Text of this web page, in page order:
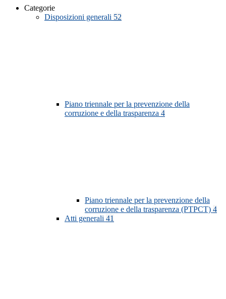
Categorie
Disposizioni generali 52
Piano triennale per la prevenzione della
corruzione e della trasparenza 4
Piano triennale per la prevenzione della
corruzione e della trasparenza (PTPCT) 4
Atti generali 41